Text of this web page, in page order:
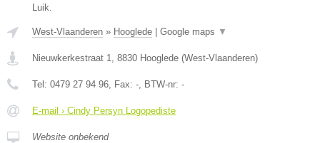
Luik.
West-Vlaanderen » Hooglede | Google maps ▼
Nieuwkerkestraat 1 8830 Hooglede (West-Vlaanderen)
Tel: 0479 27 94 96 , Fax: - , BTW-nr: -
E-mail › Cindy Persyn Logopediste
Website onbekend